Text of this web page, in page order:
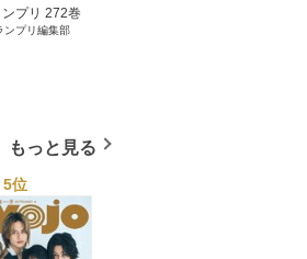
プリ 272巻
ンプリ編集部
もっと見る
5位